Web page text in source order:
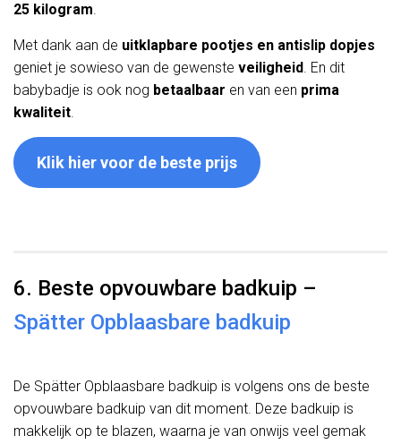
25 kilogram.
Met dank aan de uitklapbare pootjes en antislip dopjes
geniet je sowieso van de gewenste veiligheid. En dit
babybadje is ook nog betaalbaar en van een prima
kwaliteit.
Klik hier voor de beste prijs
6. Beste opvouwbare badkuip –
Spätter Opblaasbare badkuip
De Spätter Opblaasbare badkuip is volgens ons de beste
opvouwbare badkuip van dit moment. Deze badkuip is
makkelijk op te blazen, waarna je van onwijs veel gemak